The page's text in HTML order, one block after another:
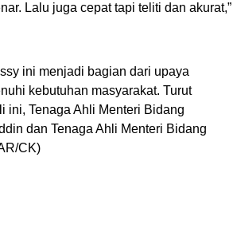
Lalu juga cepat tapi teliti dan akurat,”
ini menjadi bagian dari upaya
kebutuhan masyarakat. Turut
ini, Tenaga Ahli Menteri Bidang
dan Tenaga Ahli Menteri Bidang
CK)